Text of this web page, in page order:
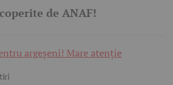
de ANAF!